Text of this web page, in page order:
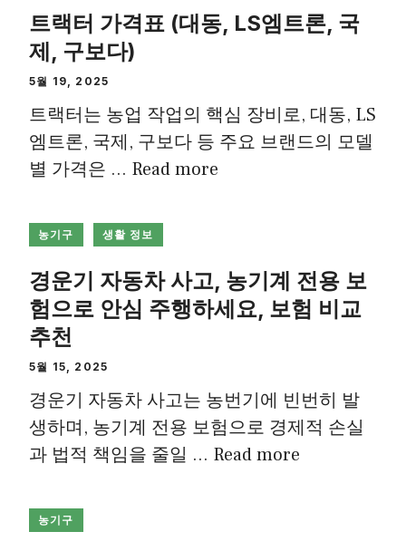
트랙터 가격표 (대동, LS엠트론, 국
제, 구보다)
5월 19, 2025
트랙터는 농업 작업의 핵심 장비로, 대동, LS
엠트론, 국제, 구보다 등 주요 브랜드의 모델
별 가격은 … Read more
농기구 생활 정보
경운기 자동차 사고, 농기계 전용 보
험으로 안심 주행하세요, 보험 비교
추천
5월 15, 2025
경운기 자동차 사고는 농번기에 빈번히 발
생하며, 농기계 전용 보험으로 경제적 손실
과 법적 책임을 줄일 … Read more
농기구